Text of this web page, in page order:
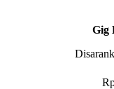
Gig